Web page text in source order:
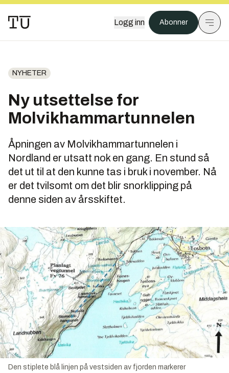
Logg inn Abonner
NYHETER
Ny utsettelse for
Molvikhammartunnelen
Åpningen av Molvikhammartunnelen i
Nordland er utsatt nok en gang. En stund så
det ut til at den kunne tas i bruk i november. Nå
er det tvilsomt om det blir snorklipping på
denne siden av årsskiftet.
Den stiplete blå linjen på vestsiden av fjorden markerer